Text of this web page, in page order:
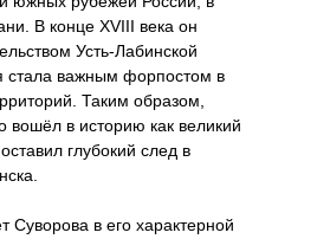
В конце XVIII века он
Усть-Лабинской
стала важным форпостом в
Таким образом,
вошёл в историю как великий
глубокий след в
Суворова в его характерной